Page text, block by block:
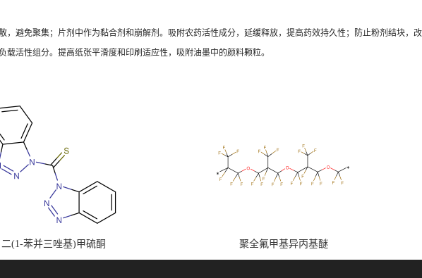
避免聚集；片剂中作为黏合剂和崩解剂。 吸附农药活性成分，延缓释放，提高药效持久性；防止粉剂结块，改
载活性组分。 提高纸张平滑度和印刷适应性，吸附油墨中的颜料颗粒。
二(1-苯并三唑基)甲硫酮 聚全氟甲基异丙基醚